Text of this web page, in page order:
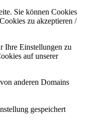
Sie können Cookies
zu akzeptieren /
Ihre Einstellungen zu
auf unserer
anderen Domains
gespeichert